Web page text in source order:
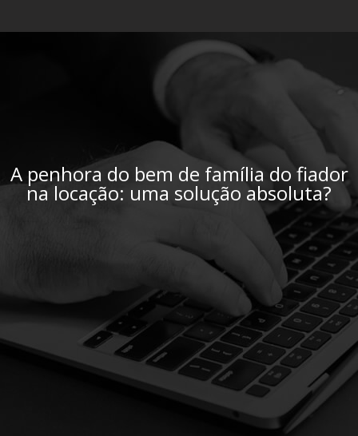
A penhora do bem de família do fiador
na locação: uma solução absoluta?